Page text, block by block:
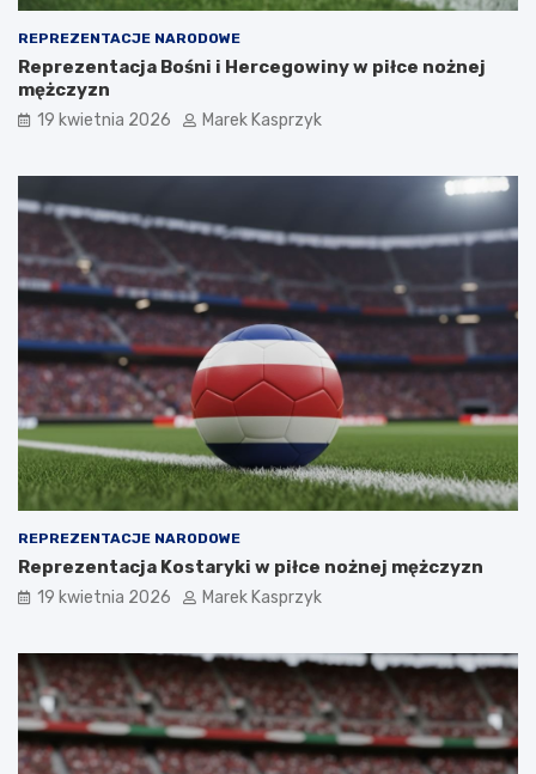
REPREZENTACJE NARODOWE
Reprezentacja Bośni i Hercegowiny w piłce nożnej
mężczyzn
19 kwietnia 2026 Marek Kasprzyk
REPREZENTACJE NARODOWE
Reprezentacja Kostaryki w piłce nożnej mężczyzn
19 kwietnia 2026 Marek Kasprzyk